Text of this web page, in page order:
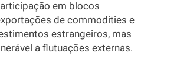
em blocos
de commodities e
estrangeiros, mas
a flutuações externas.